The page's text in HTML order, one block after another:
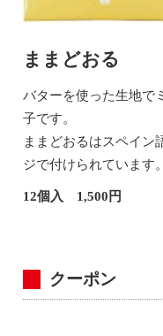
ままどおる
バターを使った生地で
子です。
ままどおるはスペイン
ジで付けられています。
12個入 1,500円
クーポン